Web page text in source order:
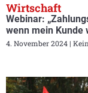
Wirtschaft
Webinar:
wenn mein Kunde
4. November 2024